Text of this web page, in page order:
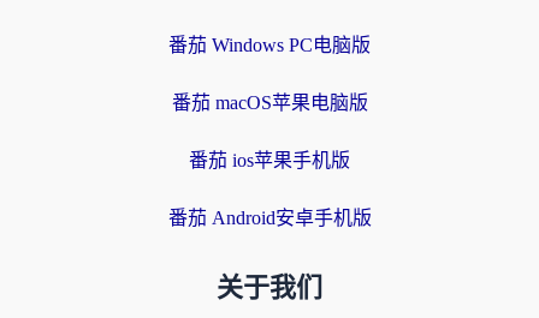
番茄 Windows PC电脑版
番茄 macOS苹果电脑版
番茄 ios苹果手机版
番茄 Android安卓手机版
关于我们